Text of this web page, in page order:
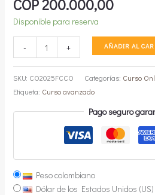
COP200.000,00
Disponible para reserva
-
Online
Calidad
del
cacao
en
+ AÑADIR AL
SKU: CO2025FCCO Categorías: Curso
Etiqueta: Curso avanzado
Pago seguro
Peso colombiano
Dólar de los Estados Unidos (US)